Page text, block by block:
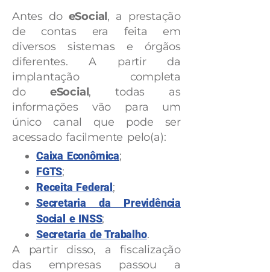
Antes do eSocial, a prestação
de contas era feita em
diversos sistemas e órgãos
diferentes. A partir da
implantação completa
do eSocial, todas as
informações vão para um
único canal que pode ser
acessado facilmente pelo(a):
Caixa Econômica;
FGTS;
Receita Federal ;
Secretaria da Previdência
Social e INSS;
Secretaria de Trabalho.
A partir disso, a fiscalização
das empresas passou a